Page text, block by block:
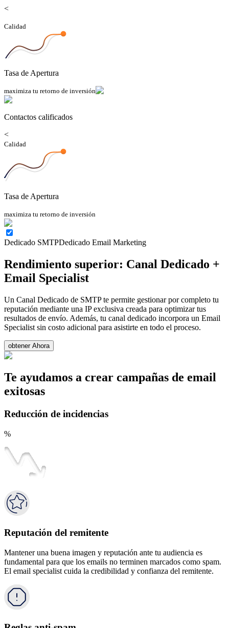
<
Calidad
Tasa de Apertura
maximiza tu retorno de inversión
Contactos calificados
<
Calidad
Tasa de Apertura
maximiza tu retorno de inversión
Dedicado SMTPDedicado Email Marketing
Rendimiento superior: Canal Dedicado +
Email Specialist
Un Canal Dedicado de SMTP te permite gestionar por completo tu
reputación mediante una IP exclusiva creada para optimizar tus
resultados de envío. Además, tu canal dedicado incorpora un Email
Specialist sin costo adicional para asistirte en todo el proceso.
obtener Ahora
Te ayudamos a crear campañas de email
exitosas
Reducción de incidencias
%
Reputación del remitente
Mantener una buena imagen y reputación ante tu audiencia es
fundamental para que los emails no terminen marcados como spam.
El email specialist cuida la credibilidad y confianza del remitente.